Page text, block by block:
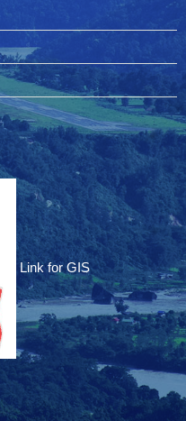
Link for GIS